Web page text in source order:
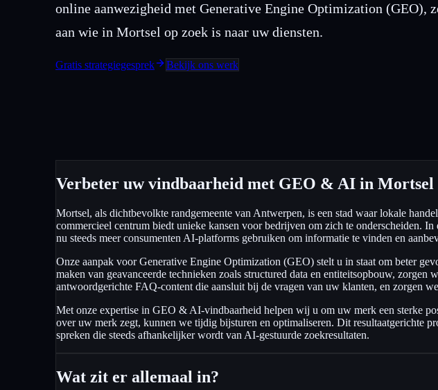
online aanwezigheid met Generative Engine Optimization (GEO),
aan wie in Mortsel op zoek is naar uw diensten.
Gratis strategiegesprek Bekijk ons werk
Verbeter uw vindbaarheid met GEO & AI in Mortsel
Mortsel, als dichtbevolkte randgemeente van Antwerpen, is een stad waar lokale
commercieel centrum biedt unieke kansen voor bedrijven om zich te onderscheiden.
nu steeds meer consumenten AI-platforms gebruiken om informatie te vinden en
Onze aanpak voor Generative Engine Optimization (GEO) stelt u in staat om beter
maken van geavanceerde technieken zoals structured data en entiteitsopbouw,
antwoordgerichte FAQ-content die aansluit bij de vragen van uw klanten, en zorgen
Met onze expertise in GEO & AI-vindbaarheid helpen wij u om uw merk een sterke
over uw merk zegt, kunnen we tijdig bijsturen en optimaliseren. Dit resultaatgerichte
spreken die steeds afhankelijker wordt van AI-gestuurde zoekresultaten.
Wat zit er allemaal in?